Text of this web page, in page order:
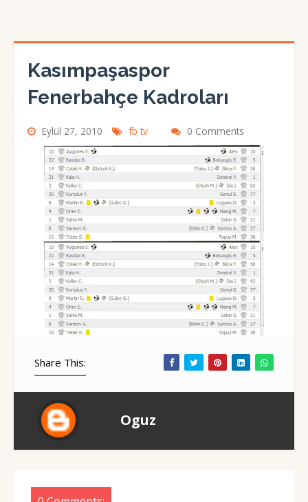
Kasımpaşaspor
Fenerbahçe Kadroları
Eylül 27, 2010 fb tv 0 Comments
Share This:
Oguz